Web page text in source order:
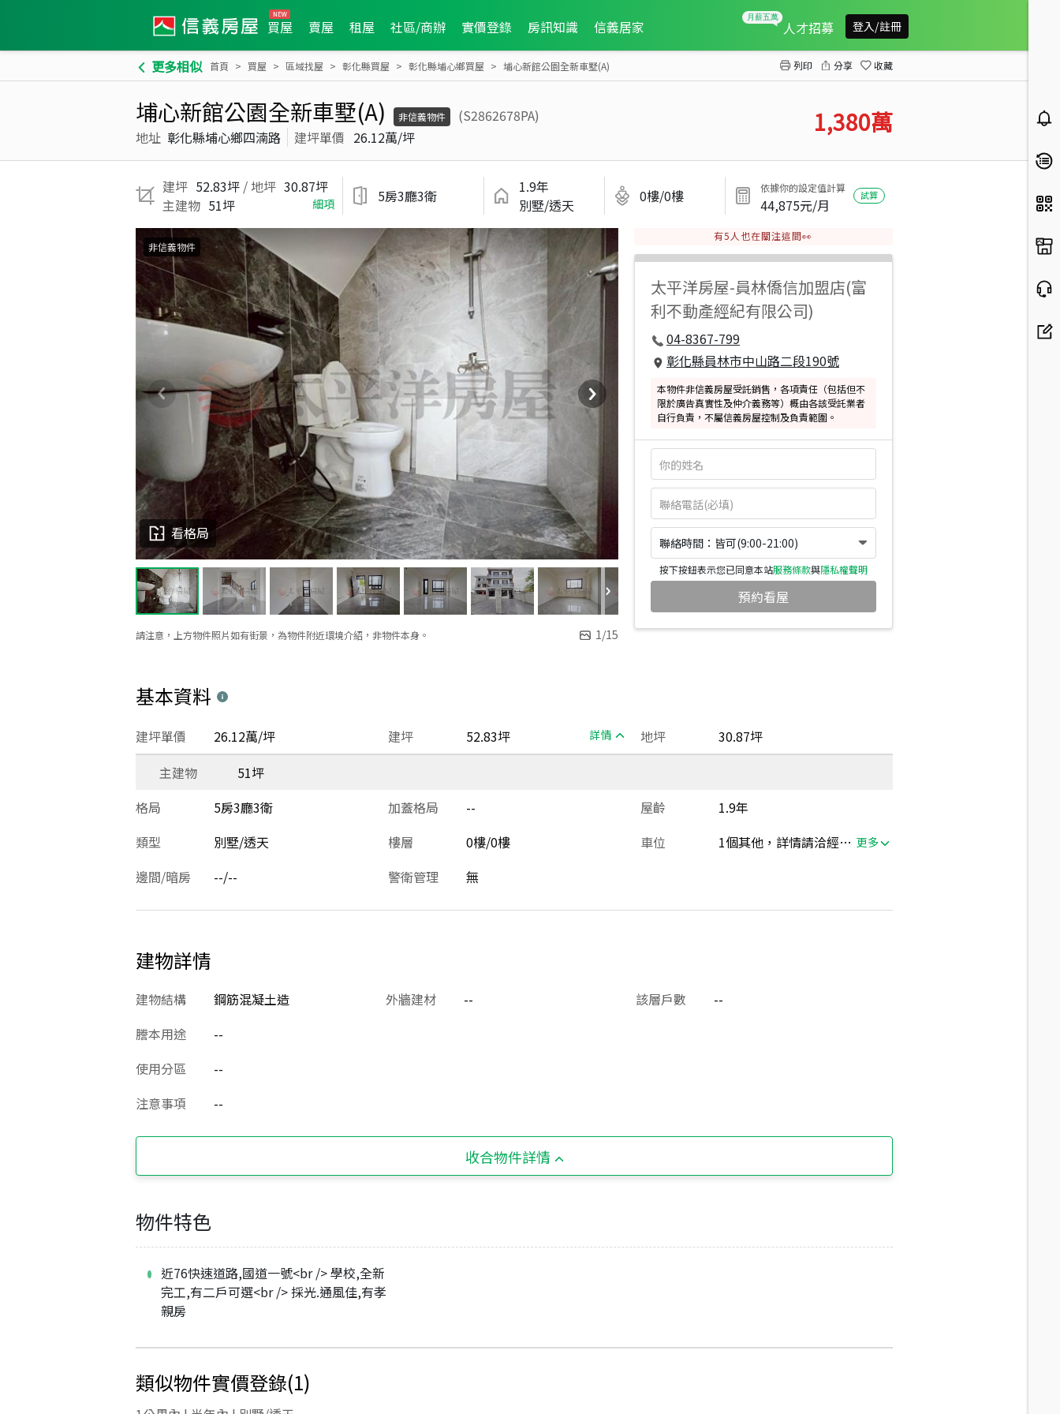
買屋 賣屋 租屋 社區/商辦 實價登錄 房訊知識 信義居家 人才招募 登入/註冊
更多相似 首頁 買屋 區域找屋 彰化縣買屋 彰化縣埔心鄉買屋 埔心新館公園全新車墅(A) 列印 分享 收藏
埔心新館公園全新車墅(A) 非信義物件
(S2862678PA)
地址 彰化縣埔心鄉四湳路 建坪單價 26.12萬/坪 1,380萬
建坪 52.83坪 / 地坪 30.87坪
主建物 51坪 細項 5房3廳3衛
1.9年
別墅/透天
0樓/0樓 依據你的設定值計算
44,875元/月
試算
請注意，上方物件照片如有街景，為物件附近環境介紹，非物件本身。 1/15
看格局
非信義物件
有5 人也在關注這間👀
太平洋房屋-員林僑信加盟店(富
利不動產經紀有限公司)
04-8367-799
彰化縣員林市中山路二段190號
本物件非信義房屋受託銷售，各項責任（包括但不
限於廣告真實性及仲介義務等）概由各該受託業者
自行負責，不屬信義房屋控制及負責範圍。
聯絡時間：皆可(9:00-21:00)
按下按鈕表示您已同意本站服務條款與隱私權聲明
預約看屋
基本資料
建坪 52.83坪 詳情
建坪單價 26.12萬/坪 地坪
30.87坪
主建物
51坪
格局
5房3廳3衛 加蓋格局 -- 屋齡
1.9年
類型
別墅/透天 樓層 0樓/0樓 車位 1個其他，詳情請洽經紀人員 更多
邊間/暗房 --/-- 警衛管理 無
建物詳情
建物結構 鋼筋混凝土造 外牆建材 -- 該層戶數
--
謄本用途
--
使用分區
--
注意事項
--
收合物件詳情
物件特色
近76快速道路,國道一號<br /> 學校,全新
完工,有二戶可選<br /> 採光.通風佳,有孝
親房
類似物件實價登錄(1)